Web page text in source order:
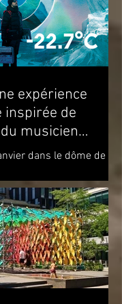
expérience
inspirée de
musicien
le cercle
dans le dôme de la
[SAT] est heureuse de